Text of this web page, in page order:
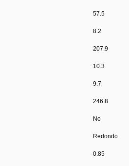
57.5
8.2
207.9
10.3
9.7
246.8
No
Redondo
0.85